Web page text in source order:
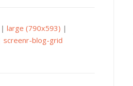
| large (790x593) |
screenr-blog-grid